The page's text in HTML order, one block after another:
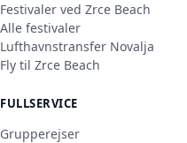
Festivaler ved Zrce Beach
Alle festivaler
Lufthavnstransfer Novalja
Fly til Zrce Beach
FULLSERVICE
Grupperejser